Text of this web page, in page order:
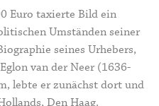
Euro taxierte Bild ein
Umständen seiner
seines Urhebers,
van der Neer (1636-
lebte er zunächst dort und